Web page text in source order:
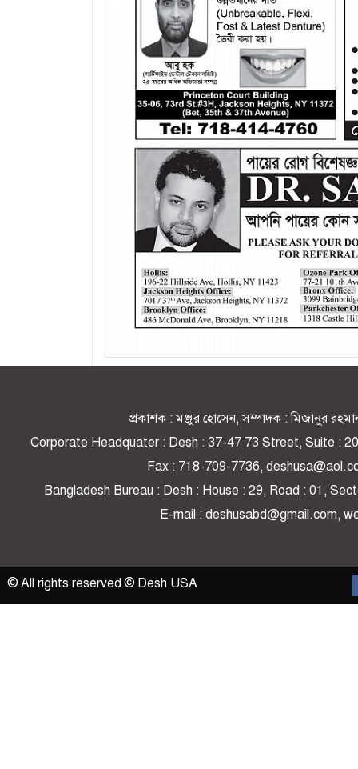
প্রকাশক : মঞ্জুর হোসেন, সম্পাদক : মিজানুর
Corporate Headquater : Desh : 37-47 73 Street, Suite :
Fax : 718-709-7736,
Bangladesh Bureau : Desh : House : 29, Road : 01,
E-mail : deshusabd@gmail.com,
© All rights reserved © Desh USA